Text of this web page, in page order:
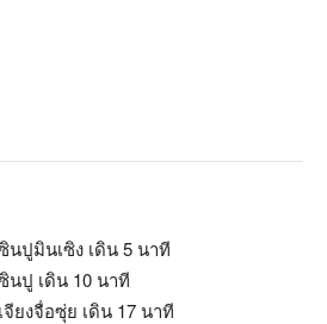
塔香氣撲鼻的白飯殺手
一口都是滿滿的海味精華
酥內嫩的經典不敗款
微辣，暖心又暖胃的溫潤滋味
ปูมินเซิง เดิน 5 นาที
ปู เดิน 10 นาที
ยงจื่อซุ่ย เดิน 17 นาที